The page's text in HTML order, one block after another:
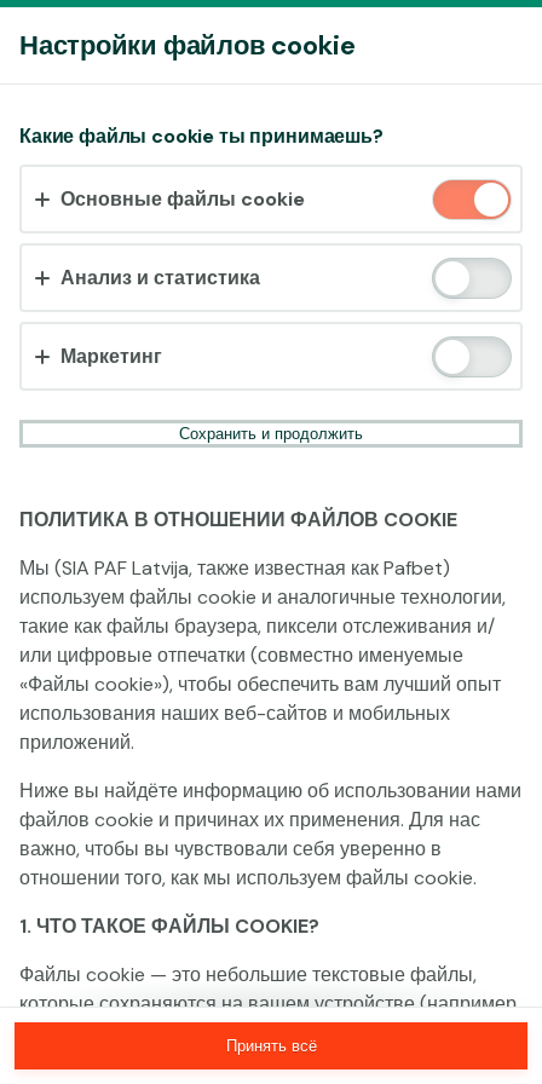
Эта игра недоступна как демо-версия.
Пожалуйста, авторизуйся, чтобы играть в
эту игру на реальные деньги.
Войти
Принять файлы cookie?
На этом веб-сайте используются 3 различных типа
файлов cookie: основные, отслеживающие и
маркетинговые.
Настройки и информация
Настройки файлов cookie
Какие файлы cookie ты принимаешь?
Основные файлы cookie
Анализ и статистика
Маркетинг
Сохранить и продолжить
ПОЛИТИКА В ОТНОШЕНИИ ФАЙЛОВ COOKIE
Мы (SIA PAF Latvija, также известная как Pafbet)
используем файлы cookie и аналогичные технологии,
такие как файлы браузера, пиксели отслеживания и/
или цифровые отпечатки (совместно именуемые
«Файлы cookie»), чтобы обеспечить вам лучший опыт
использования наших веб-сайтов и мобильных
приложений.
Ниже вы найдёте информацию об использовании нами
файлов cookie и причинах их применения. Для нас
важно, чтобы вы чувствовали себя уверенно в
отношении того, как мы используем файлы cookie.
1. ЧТО ТАКОЕ ФАЙЛЫ COOKIE?
Файлы cookie — это небольшие текстовые файлы,
которые сохраняются на вашем устройстве (например,
на компьютере, мобильном телефоне или планшете)
при посещении наших веб-сайтов. Размещение
Принять всё